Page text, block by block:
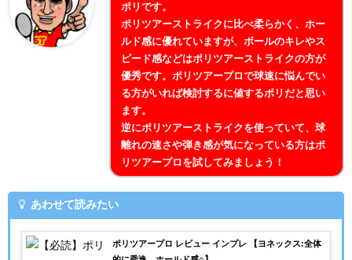
ポリです。
ポリツアーストライクに比べ柔らかく、ホー
ルド感に優れていますが、ボールのキレやス
ピード感などはポリツアーストライクの方が
優秀です。ポリツアープロで球速に悩んでい
る方がいれば検討するに値するポリだと思い
ます。
逆にポリツアーストライクを使っていて、球
離れの速さや弾き感が気になっている方はポ
リツアープロを試してみましょう！
あわせて読みたい
ポリツアープロ レビュー インプレ 【ヨネックス:全体